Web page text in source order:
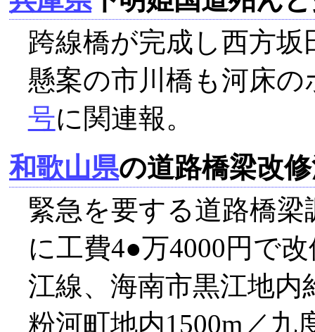
跨線橋が完成し西方
懸案の市川橋も河床
号に関連報。
和歌山県の道路橋梁改
緊急を要する道路橋梁
に工費4●万4000円で
江線、海南市黒江地内
粉河町地内1500m／九